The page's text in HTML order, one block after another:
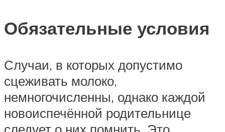
Обязательные условия
Случаи, в которых допустимо
сцеживать молоко,
немногочисленны, однако каждой
новоиспечённой родительнице